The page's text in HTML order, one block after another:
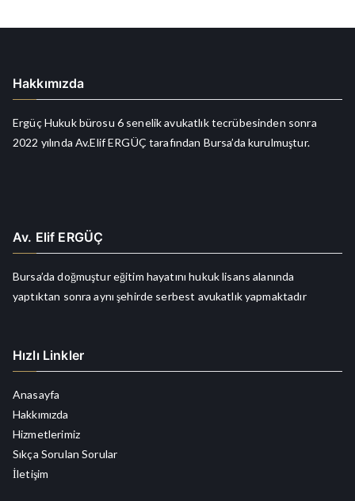
Hakkımızda
Ergüç Hukuk bürosu 6 senelik avukatlık tecrübesinden sonra
2022 yılında Av.Elif ERGÜÇ tarafından Bursa’da kurulmuştur.
Av. Elif ERGÜÇ
Bursa’da doğmuştur eğitim hayatını hukuk lisans alanında
yaptıktan sonra aynı şehirde serbest avukatlık yapmaktadır
Hızlı Linkler
Anasayfa
Hakkımızda
Hizmetlerimiz
Sıkça Sorulan Sorular
İletişim